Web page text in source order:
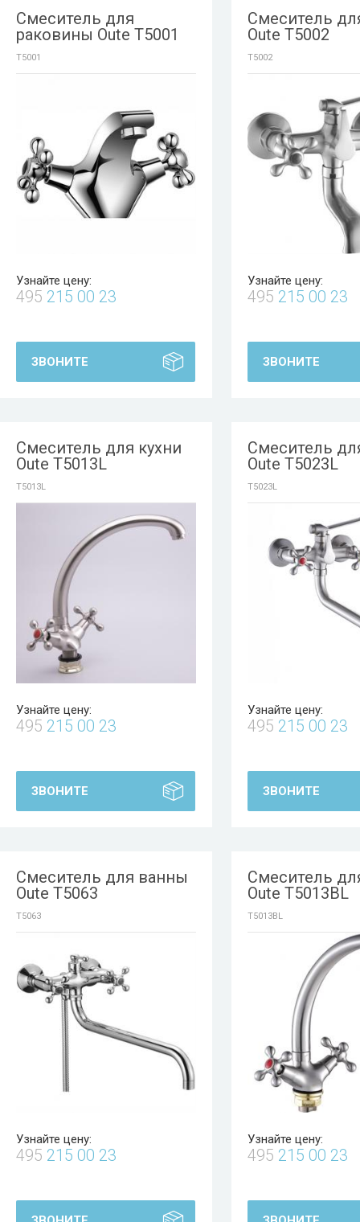
Смеситель для
раковины Oute T5001
T5001
Узнайте цену:
495 215 00 23
ЗВОНИТЕ
Смеситель
Oute T5002
T5002
Узнайте цену:
495 215 00 23
ЗВОНИТЕ
Смеситель для кухни
Oute T5013L
T5013L
Узнайте цену:
495 215 00 23
ЗВОНИТЕ
Смеситель
Oute T5023L
T5023L
Узнайте цену:
495 215 00 23
ЗВОНИТЕ
Смеситель для ванны
Oute T5063
T5063
Узнайте цену:
495 215 00 23
Смеситель
Oute T5013BL
T5013BL
Узнайте цену:
495 215 00 23